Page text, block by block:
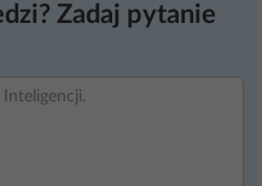
Zadaj pytanie